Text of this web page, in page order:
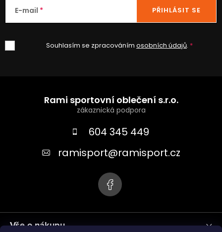
E-mail
Souhlasím se zpracováním osobních údajů.
PŘIHLÁSIT SE
Rami sportovní oblečení s.r.o.
604 345 449
ramisport@ramisport.cz
Vše o nákupu